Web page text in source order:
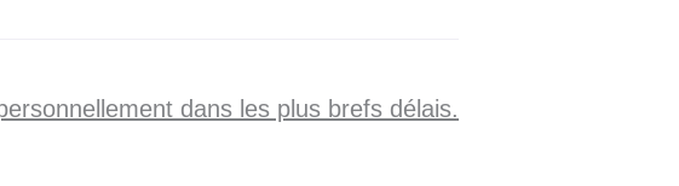
dans les plus brefs délais.